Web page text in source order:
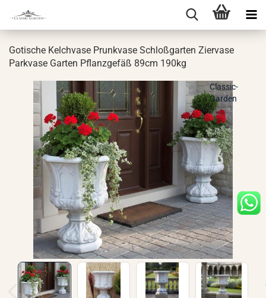
Go­ti­sche Kelch­va­se Prunk­va­se Schloß­gar­ten Zier­va­se
Park­va­se Gar­ten Pflanz­ge­fäß 89cm 190kg
Classic-
Garden